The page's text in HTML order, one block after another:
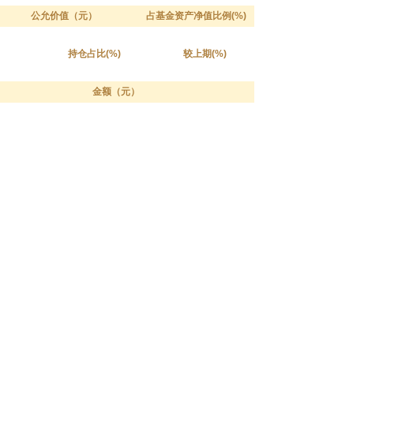
公允价值（元） 占基金资产净值比例(%)
持仓占比(%) 较上期(%)
金额（元）